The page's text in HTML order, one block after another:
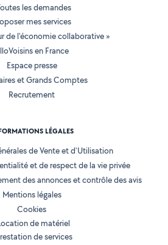
les demandes
mes services
de l'économie collaborative »
en France
Espace presse
et Grands Comptes
Recrutement
LÉGALES
de Vente et d'Utilisation
et de respect de la vie privée
des annonces et contrôle des avis
Mentions légales
Cookies
de matériel
de services